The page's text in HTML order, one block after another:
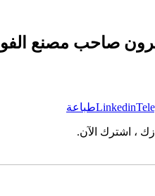
صاحب مصنع
Linkedinطباعة
، اشترك الآن.